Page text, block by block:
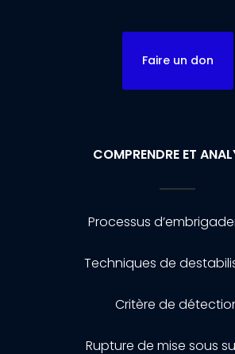
Faire un don
COMPRENDRE ET
Processus
Techniques de
Critère de
Rupture de mise sous